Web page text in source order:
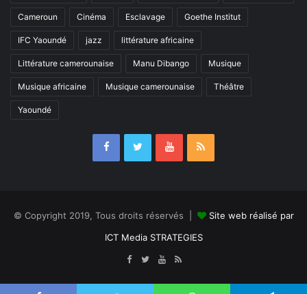
Cameroun Cinéma Esclavage Goethe Institut
IFC Yaoundé jazz littérature africaine
Littérature camerounaise Manu Dibango Musique
Musique africaine Musique camerounaise Théâtre
Yaoundé
© Copyright 2019, Tous droits réservés |
Site web réalisé par
ICT Media STRATEGIES